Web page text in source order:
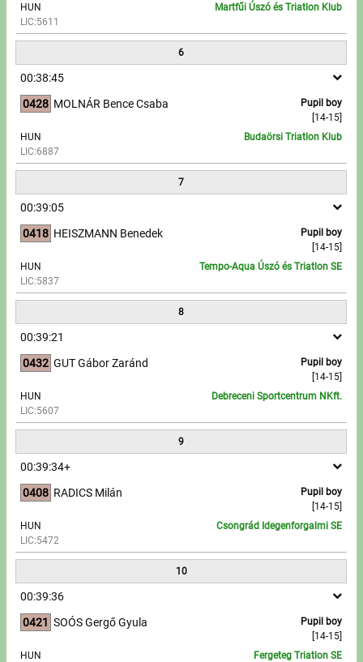
HUN
LIC:5611
Martfűi Úszó és Triatlon Klub
6
00:38:45
0428
Pupil boy
[14-15]
MOLNÁR Bence Csaba
HUN
LIC:6887
Budaörsi Triatlon Klub
7
00:39:05
0418
Pupil boy
[14-15]
HEISZMANN Benedek
HUN
LIC:5837
Tempo-Aqua Úszó és Triatlon SE
8
00:39:21
0432
Pupil boy
[14-15]
GUT Gábor Zaránd
HUN
LIC:5607
Debreceni Sportcentrum NKft.
9
00:39:34+
0408
Pupil boy
[14-15]
RADICS Milán
HUN
LIC:5472
Csongrád Idegenforgalmi SE
10
00:39:36
0421
Pupil boy
[14-15]
SOÓS Gergő Gyula
HUN
Fergeteg Triatlon SE